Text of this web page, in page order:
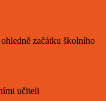
začátku školního
učiteli